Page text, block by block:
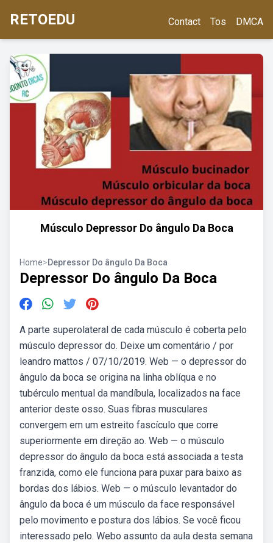
RETOEDU Contact Tos DMCA
Músculo Depressor Do ângulo Da Boca
Home>Depressor Do ângulo Da Boca
Depressor Do ângulo Da Boca
A parte superolateral de cada músculo é coberta pelo
músculo depressor do. Deixe um comentário / por
leandro mattos / 07/10/2019. Web — o depressor do
ângulo da boca se origina na linha oblíqua e no
tubérculo mentual da mandíbula, localizados na face
anterior deste osso. Suas fibras musculares
convergem em um estreito fascículo que corre
superiormente em direção ao. Web — o músculo
depressor do ângulo da boca está associada a testa
franzida, como ele funciona para puxar para baixo as
bordas dos lábios. Web — o músculo levantador do
ângulo da boca é um músculo da face responsável
pelo movimento e postura dos lábios. Se você ficou
interessado pelo. Webo assunto da aula desta semana